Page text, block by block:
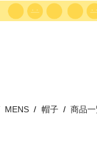
MENS 帽子 商品